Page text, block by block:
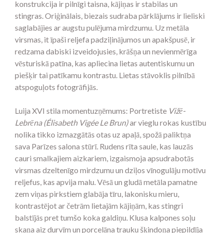
konstrukcija ir pilnīgi taisna, kājiņas ir stabilas un
stingras. Oriģinālais, biezais sudraba pārklājums ir lieliski
saglabājies ar augstu pulējuma mirdzumu. Uz metāla
virsmas, it īpaši reljefa padziļinājumos un apakšpusē, ir
redzama dabiski izveidojusies, krāšņa un nevienmērīga
vēsturiskā patīna, kas apliecina lietas autentiskumu un
piešķir tai patīkamu kontrastu. Lietas stāvoklis pilnībā
atspoguļots fotogrāfijās.
Luija XVI stila momentuzņēmums: Portretiste Vižē-
Lebrēna (Élisabeth Vigée Le Brun)ar vieglu rokas kustību
nolika tikko izmazgātās otas uz apaļā, spožā paliktņa
sava Parīzes salona stūrī. Rudens rīta saule, kas lauzās
cauri smalkajiem aizkariem, izgaismoja apsudrabotās
virsmas dzeltenīgo mirdzumu un dziļos vīnogulāju motīvu
reljefus, kas apvija malu. Vēsā un gludā metāla pamatne
zem viņas pirkstiem glabāja tīru, lakonisku mieru,
kontrastējot ar četrām lietajām kājiņām, kas stingri
balstījās pret tumšo koka galdiņu. Klusa kalpones soļu
skaņa aiz durvīm un porcelāna trauku šķindoņa piepildīja